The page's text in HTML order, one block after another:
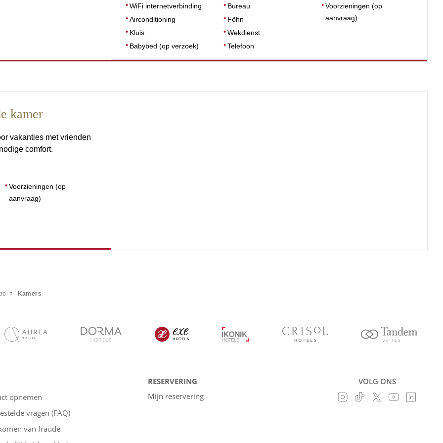
WiFi internetverbinding
Airconditioning
Kluis
Babybed (op verzoek)
Bureau
Föhn
Wekdienst
Telefoon
Voorzieningen (op
aanvraag)
kamer
vakanties met vrienden
comfort.
Voorzieningen (op
aanvraag)
Kamers
opnemen
vragen (FAQ)
van fraude
RESERVERING
Mijn reservering
VOLG ONS